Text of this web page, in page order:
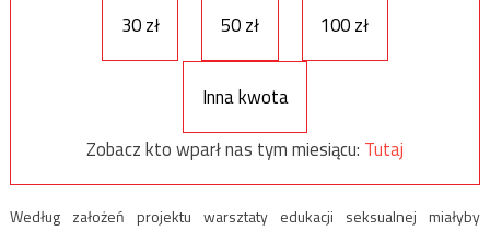
30 zł 50 zł 100 zł
Inna kwota
Zobacz kto wparł nas tym miesiącu: Tutaj
Według założeń projektu warsztaty edukacji seksualnej miałyby